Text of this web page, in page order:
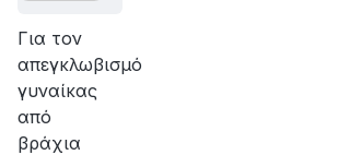
Για τον
απεγκλωβισμό
γυναίκας
από
βράχια